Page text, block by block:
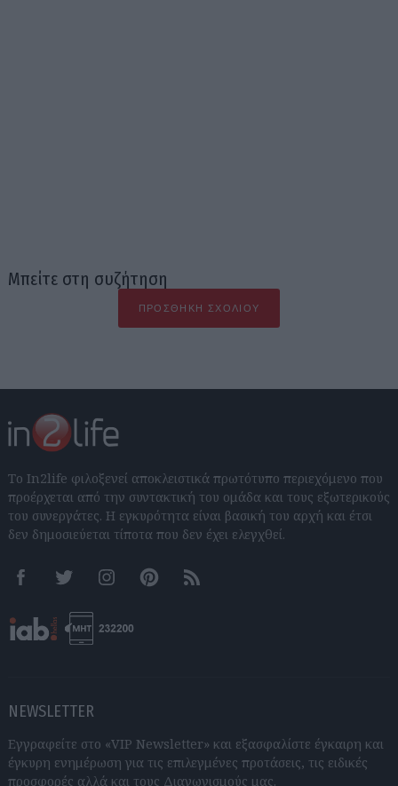
Μπείτε στη συζήτηση
ΠΡΟΣΘΉΚΗ ΣΧΟΛΊΟΥ
Το In2life φιλοξενεί αποκλειστικά πρωτότυπο περιεχόμενο που
προέρχεται από την συντακτική του ομάδα και τους εξωτερικούς
του συνεργάτες. Η εγκυρότητα είναι βασική του αρχή και έτσι
δεν δημοσιεύεται τίποτα που δεν έχει ελεγχθεί.
FacebookTwitter InstagramPinterestRSS feeds
NEWSLETTER
Εγγραφείτε στο «VIP Newsletter» και εξασφαλίστε έγκαιρη και
έγκυρη ενημέρωση για τις επιλεγμένες προτάσεις, τις ειδικές
προσφορές αλλά και τους Διαγωνισμούς μας.